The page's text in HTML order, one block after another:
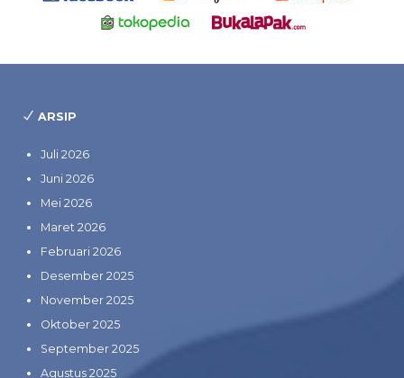
ARSIP
Juli 2026
Juni 2026
Mei 2026
Maret 2026
Februari 2026
Desember 2025
November 2025
Oktober 2025
September 2025
Agustus 2025